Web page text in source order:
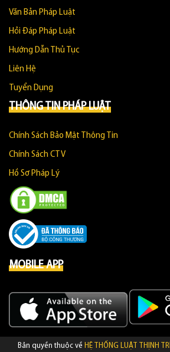
Văn Bản Pháp Luật
Hỏi Đáp Pháp Luật
Hướng Dẫn Thủ Tục
Liên Hệ
Tuyển Dụng
THÔNG TIN PHÁP LUẬT
Chính Sách Bảo Mật Thông Tin
Chính Sách CTV
Hồ Sơ Pháp Lý
MOBILE APP
Bản quyền thuộc về HỆ THỐNG LUẬT THỊNH TRÍ